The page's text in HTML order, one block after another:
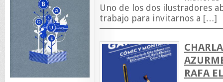
Uno de los dos ilustradores
trabajo para invitarnos a […]
RAFA